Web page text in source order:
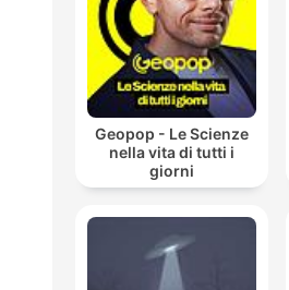
Geopop - Le Scienze
nella vita di tutti i
giorni